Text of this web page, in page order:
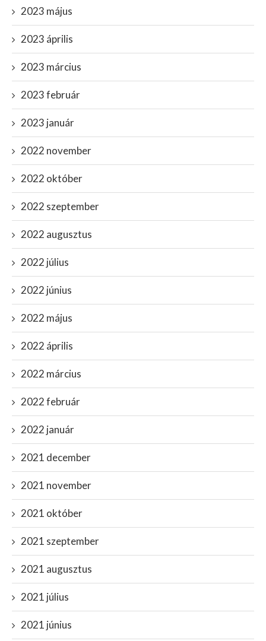
2023 május
2023 április
2023 március
2023 február
2023 január
2022 november
2022 október
2022 szeptember
2022 augusztus
2022 július
2022 június
2022 május
2022 április
2022 március
2022 február
2022 január
2021 december
2021 november
2021 október
2021 szeptember
2021 augusztus
2021 július
2021 június